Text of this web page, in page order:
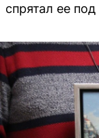
спрятал ее